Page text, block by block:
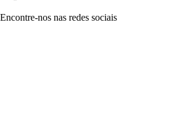
Encontre-nos nas redes sociais